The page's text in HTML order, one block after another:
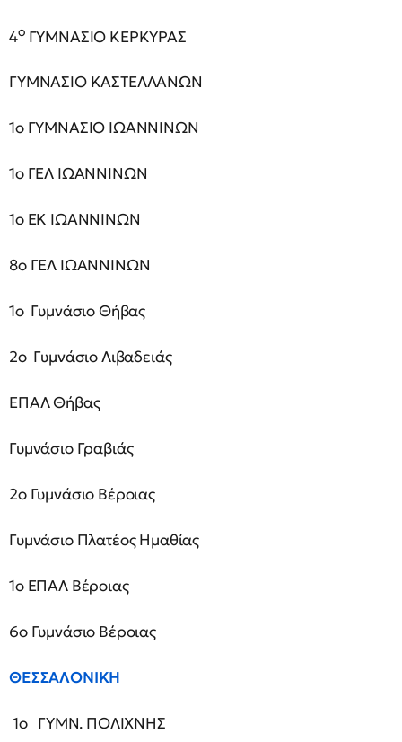
4οΓΥΜΝΑΣΙΟ ΚΕΡΚΥΡΑΣ
ΓΥΜΝΑΣΙΟ ΚΑΣΤΕΛΛΑΝΩΝ
1ο ΓΥΜΝΑΣΙΟ ΙΩΑΝΝΙΝΩΝ
1ο ΓΕΛ ΙΩΑΝΝΙΝΩΝ
1ο ΕΚ ΙΩΑΝΝΙΝΩΝ
8ο ΓΕΛ ΙΩΑΝΝΙΝΩΝ
1ο Γυμνάσιο Θήβας
2ο Γυμνάσιο Λιβαδειάς
ΕΠΑΛ Θήβας
Γυμνάσιο Γραβιάς
2ο Γυμνάσιο Βέροιας
Γυμνάσιο Πλατέος Ημαθίας
1ο ΕΠΑΛ Βέροιας
6ο Γυμνάσιο Βέροιας
ΘΕΣΣΑΛΟΝΙΚΗ
1ο ΓΥΜΝ. ΠΟΛΙΧΝΗΣ